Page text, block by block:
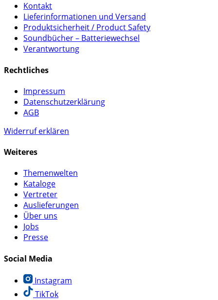
Kontakt
Lieferinformationen und Versand
Produktsicherheit / Product Safety
Soundbücher – Batteriewechsel
Verantwortung
Rechtliches
Impressum
Datenschutzerklärung
AGB
Widerruf erklären
Weiteres
Themenwelten
Kataloge
Vertreter
Auslieferungen
Über uns
Jobs
Presse
Social Media
Instagram
TikTok